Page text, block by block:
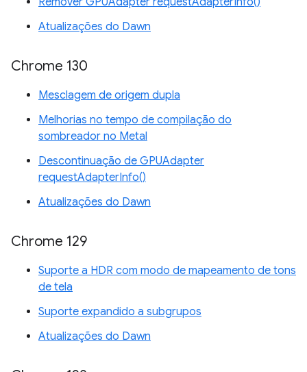
Atualizações do Dawn
Chrome 130
Mesclagem de origem dupla
Melhorias no tempo de compilação do
sombreador no Metal
Descontinuação de GPUAdapter
requestAdapterInfo()
Atualizações do Dawn
Chrome 129
Suporte a HDR com modo de mapeamento de tons
de tela
Suporte expandido a subgrupos
Atualizações do Dawn